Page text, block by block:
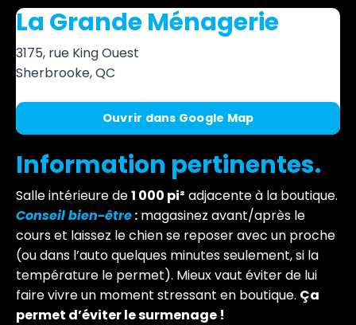
La Grande Ménagerie
3175, rue King Ouest
Sherbrooke, QC
Ouvrir dans Google Map
Information pertinentes.
Salle intérieure de1 000 pi² adjacente à la boutique.
Conseil bien-être: magasinez avant/après le
cours et laissez le chien se reposer avec un proche
(ou dans l’auto quelques minutes seulement, si la
température le permet). Mieux vaut éviter de lui
faire vivre un moment stressant en boutique. Ça
permet d’éviter le surmenage !